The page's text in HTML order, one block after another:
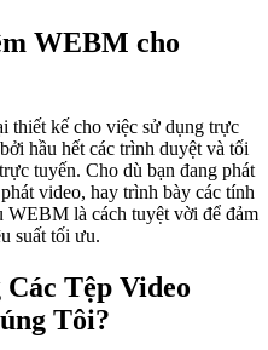
WEBM cho
thiết kế cho việc sử dụng trực
hầu hết các trình duyệt và tối
tuyến. Cho dù bạn đang phát
video, hay trình bày các tính
WEBM là cách tuyệt vời để đảm
suất tối ưu.
Tệp Video
Tôi?